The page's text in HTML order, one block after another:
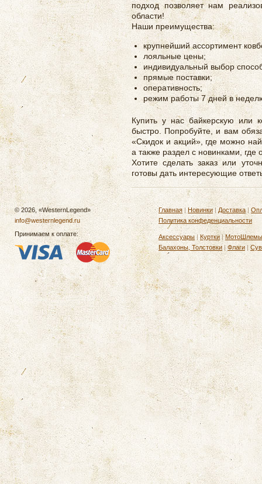
подход позволяет нам
области!
Наши преимущества:
крупнейший ассортимент
лояльные цены;
индивидуальный выбор
прямые поставки;
оперативность;
режим работы 7 дней в
Купить у нас байкерскую или
быстро. Попробуйте, и вам
«Скидок и акций», где можно
а также раздел с новинками,
Хотите сделать заказ или
готовы дать интересующие
© 2026, «WesternLegend»
info@westernlegend.ru
Принимаем к оплате:
Главная | Новинки| Доставка|
Политика конфеденциальности
Аксессуары | Куртки| МотоШлемы
Балахоны, Толстовки|Флаги |